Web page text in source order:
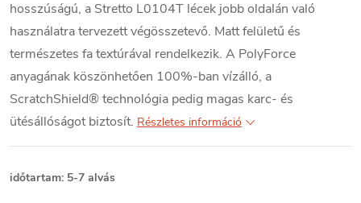
hosszúságú, a Stretto L0104T lécek jobb oldalán való
használatra tervezett végösszetevő. Matt felületű és
természetes fa textúrával rendelkezik. A PolyForce
anyagának köszönhetően 100%-ban vízálló, a
ScratchShield® technológia pedig magas karc- és
ütésállóságot biztosít. Részletes információ
időtartam: 5-7 alvás